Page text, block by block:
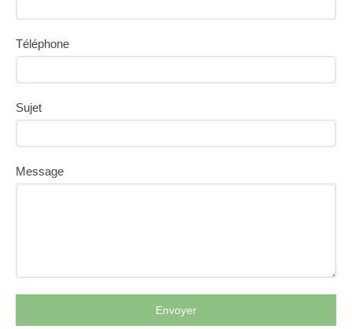
Téléphone
Sujet
Message
Envoyer